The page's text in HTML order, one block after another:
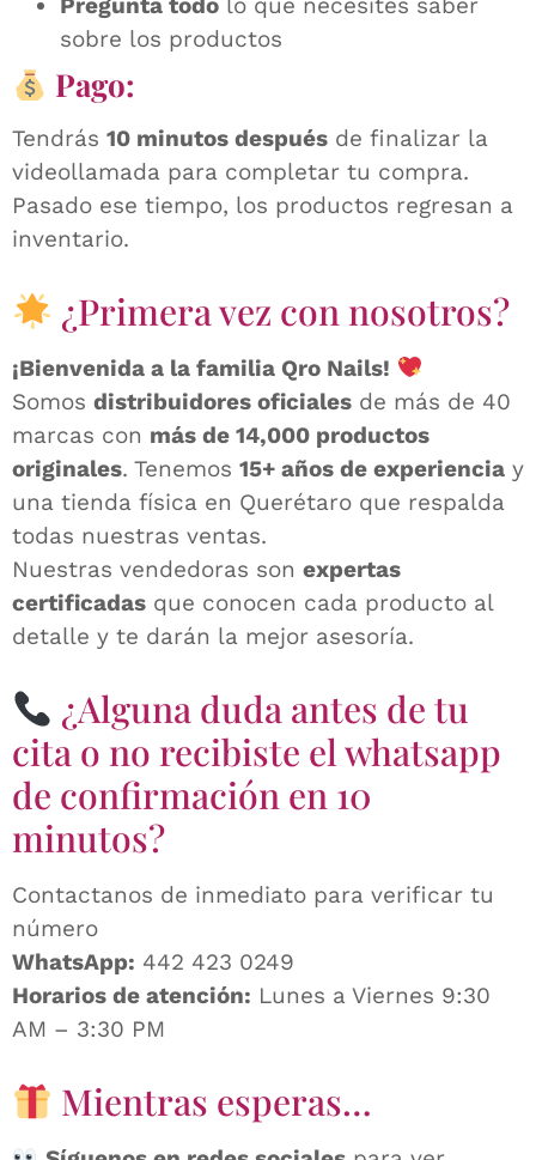
sobre los productos
Pago:
Tendrás 10 minutos después de finalizar la
videollamada para completar tu compra.
Pasado ese tiempo, los productos regresan a
inventario.
¿Primera vez con nosotros?
¡Bienvenida a la familia Qro Nails!
Somos distribuidores oficiales de más de 40
marcas con más de 14,000 productos
originales. Tenemos 15+ años de experiencia y
una tienda física en Querétaro que respalda
todas nuestras ventas.
Nuestras vendedoras son expertas
certificadas que conocen cada producto al
detalle y te darán la mejor asesoría.
¿Alguna duda antes de tu
cita o no recibiste el whatsapp
de confirmación en 10
minutos?
Contactanos de inmediato para verificar tu
número
WhatsApp: 442 423 0249
Horarios de atención: Lunes a Viernes 9:30
AM – 3:30 PM
Mientras esperas…